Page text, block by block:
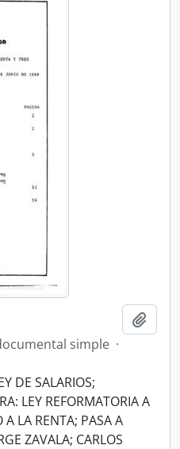
simple ·
DE SALARIOS;
LEY REFORMATORIA A
A LA RENTA; PASA A
ZAVALA; CARLOS